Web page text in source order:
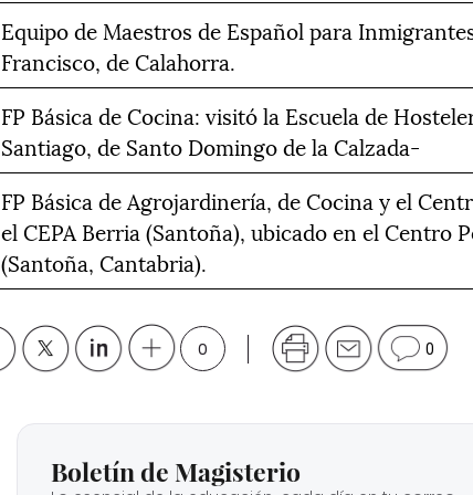
Equipo de Maestros de Español para
Francisco, de Calahorra.
FP Básica de Cocina: visitó la Escuela de
Santiago, de Santo Domingo de la Calzada-
FP Básica de Agrojardinería, de Cocina y el
el CEPA Berria (Santoña), ubicado en el Centro
(Santoña, Cantabria).
0 0
Boletín de Magisterio